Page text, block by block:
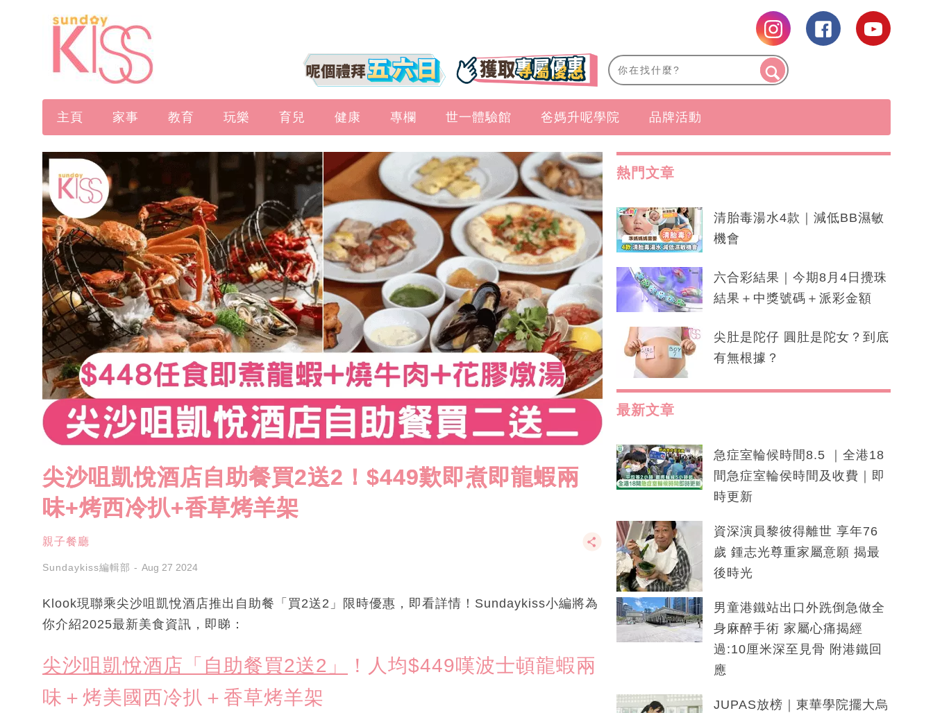
主頁 家事 教育 玩樂 育兒 健康 專欄 世一體驗館 爸媽升呢學院 品牌活動
尖沙咀凱悅酒店自助餐買2送2！$449歎即煮即龍蝦兩
味+烤西冷扒+香草烤羊架
親子餐廳
Sundaykiss編輯部 Aug 27 2024
Klook現聯乘尖沙咀凱悅酒店推出自助餐「買2送2」限時優惠，即看詳情！Sundaykiss小編將為
你介紹2025最新美食資訊，即睇：
尖沙咀凱悅酒店「自助餐買2送2」
！人均$449嘆波士頓龍蝦兩
味＋烤美國西冷扒＋香草烤羊架
熱門文章
清胎毒湯水4款｜減低BB濕敏
機會
六合彩結果｜今期8月4日攪珠
結果＋中獎號碼＋派彩金額
尖肚是陀仔 圓肚是陀女？到底
有無根據？
最新文章
急症室輪候時間8.5 ｜全港18
間急症室輪侯時間及收費｜即
時更新
資深演員黎彼得離世 享年76
歲 鍾志光尊重家屬意願 揭最
後時光
男童港鐵站出口外跣倒急做全
身麻醉手術 家屬心痛揭經
過:10厘米深至見骨 附港鐵回
應
JUPAS放榜｜東華學院擺大烏